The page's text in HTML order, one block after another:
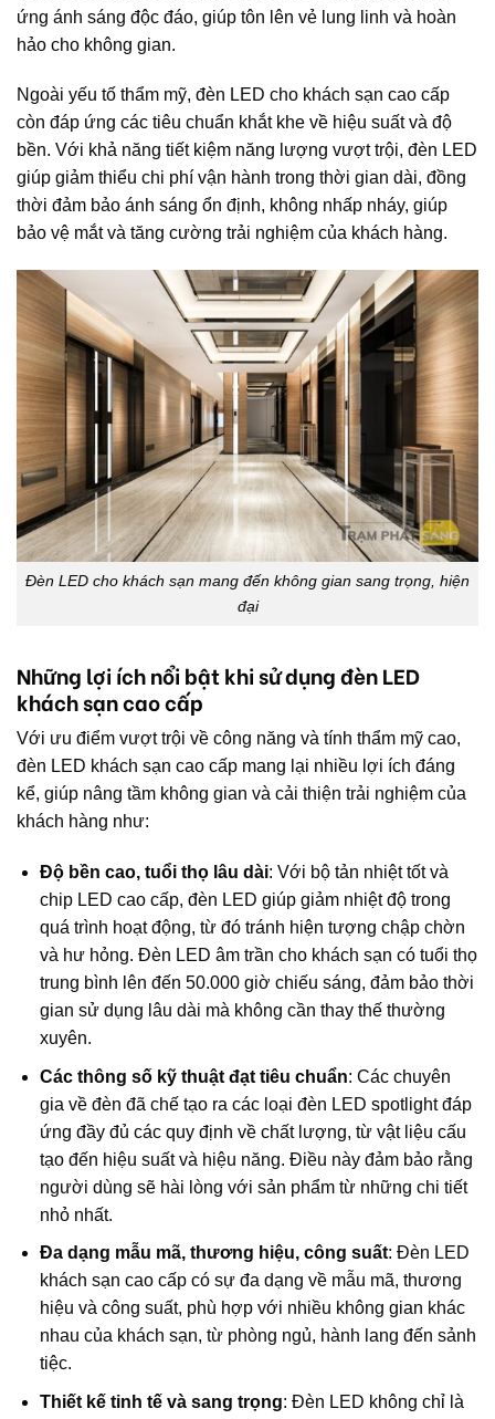
ứng ánh sáng độc đáo, giúp tôn lên vẻ lung linh và hoàn
hảo cho không gian.
Ngoài yếu tố thẩm mỹ, đèn LED cho khách sạn cao cấp
còn đáp ứng các tiêu chuẩn khắt khe về hiệu suất và độ
bền. Với khả năng tiết kiệm năng lượng vượt trội, đèn LED
giúp giảm thiểu chi phí vận hành trong thời gian dài, đồng
thời đảm bảo ánh sáng ổn định, không nhấp nháy, giúp
bảo vệ mắt và tăng cường trải nghiệm của khách hàng.
Đèn LED cho khách sạn mang đến không gian sang trọng, hiện
đại
Những lợi ích nổi bật khi sử dụng đèn LED
khách sạn cao cấp
Với ưu điểm vượt trội về công năng và tính thẩm mỹ cao,
đèn LED khách sạn cao cấp mang lại nhiều lợi ích đáng
kể, giúp nâng tầm không gian và cải thiện trải nghiệm của
khách hàng như:
Độ bền cao, tuổi thọ lâu dài: Với bộ tản nhiệt tốt và
chip LED cao cấp, đèn LED giúp giảm nhiệt độ trong
quá trình hoạt động, từ đó tránh hiện tượng chập chờn
và hư hỏng. Đèn LED âm trần cho khách sạn có tuổi thọ
trung bình lên đến 50.000 giờ chiếu sáng, đảm bảo thời
gian sử dụng lâu dài mà không cần thay thế thường
xuyên.
Các thông số kỹ thuật đạt tiêu chuẩn: Các chuyên
gia về đèn đã chế tạo ra các loại đèn LED spotlight đáp
ứng đầy đủ các quy định về chất lượng, từ vật liệu cấu
tạo đến hiệu suất và hiệu năng. Điều này đảm bảo rằng
người dùng sẽ hài lòng với sản phẩm từ những chi tiết
nhỏ nhất.
Đa dạng mẫu mã, thương hiệu, công suất: Đèn LED
khách sạn cao cấp có sự đa dạng về mẫu mã, thương
hiệu và công suất, phù hợp với nhiều không gian khác
nhau của khách sạn, từ phòng ngủ, hành lang đến sảnh
tiệc.
Thiết kế tinh tế và sang trọng: Đèn LED không chỉ là